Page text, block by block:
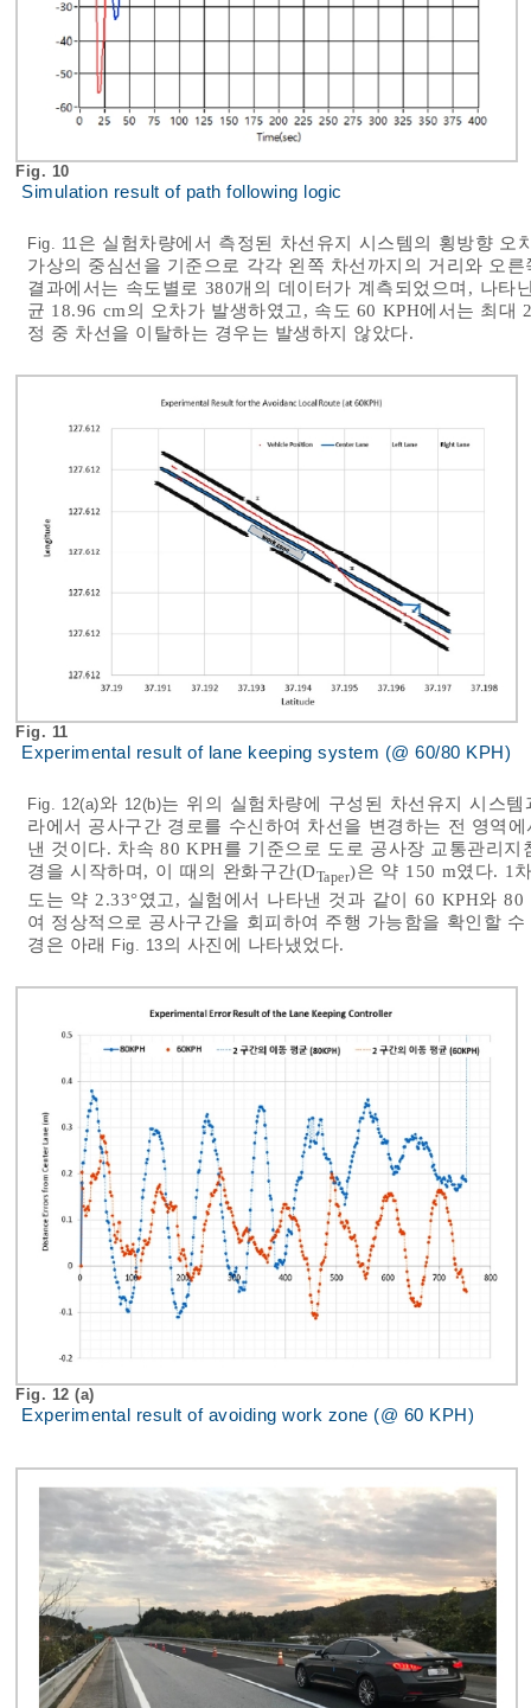
Fig. 10
Simulation result of path following logic
Fig. 11은 실험차량에서 측정된 차선유지 시스템의 횡방향
가상의 중심선을 기준으로 각각 왼쪽 차선까지의 거리와 오
결과에서는 속도별로 380개의 데이터가 계측되었으며, 나
균 18.96 cm의 오차가 발생하였고, 속도 60 KPH에서는 최
정 중 차선을 이탈하는 경우는 발생하지 않았다.
Fig. 11
Experimental result of lane keeping system (@ 60/80 KPH)
Fig. 12(a)와 12(b)는 위의 실험차량에 구성된 차선유지 시스
라에서 공사구간 경로를 수신하여 차선을 변경하는 전 영역
낸 것이다. 차속 80 KPH를 기준으로 도로 공사장 교통관리
경을 시작하며, 이 때의 완화구간(DTaper)은 약 150 m였다. 1
도는 약 2.33°였고, 실험에서 나타낸 것과 같이 60 KPH와
여 정상적으로 공사구간을 회피하여 주행 가능함을 확인할
경은 아래 Fig. 13의 사진에 나타냈었다.
Fig. 12 (a)
Experimental result of avoiding work zone (@ 60 KPH)